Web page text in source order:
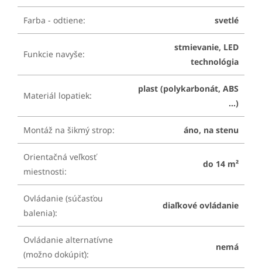
Farba - odtiene: svetlé
Funkcie navyše:
stmievanie, LED
technológia
Materiál lopatiek:
plast (polykarbonát, ABS
...)
Montáž na šikmý strop: áno, na stenu
Orientačná veľkosť
miestnosti:
do 14 m²
Ovládanie (súčasťou
balenia):
diaľkové ovládanie
Ovládanie alternatívne
(možno dokúpiť):
nemá